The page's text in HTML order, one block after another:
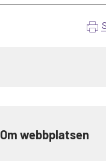
Om webbplatsen